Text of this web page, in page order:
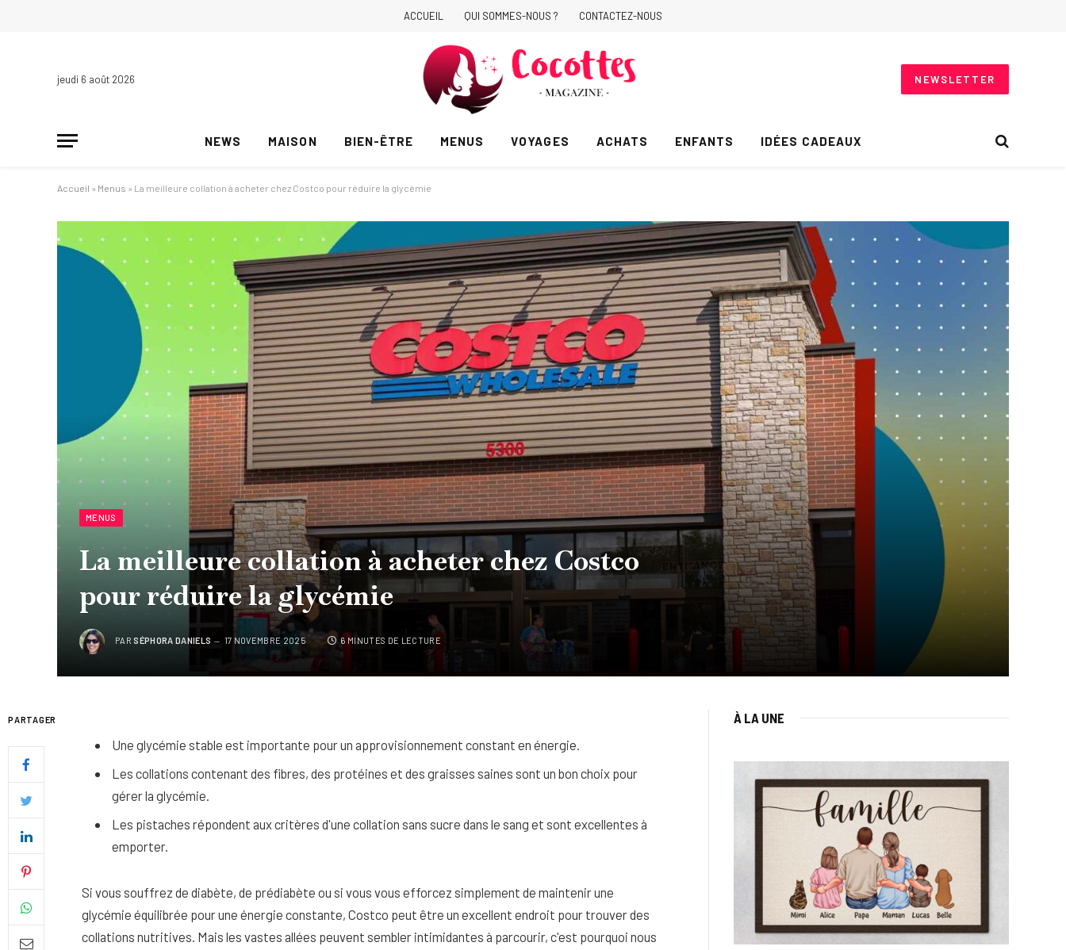
ACCUEIL QUI SOMMES-NOUS ? CONTACTEZ-NOUS
jeudi 6 août 2026 NEWSLETTER
NEWS MAISON BIEN-ÊTRE MENUS VOYAGES ACHATS ENFANTS IDÉES CADEAUX
Accueil » Menus » La meilleure collation à acheter chez Costco pour réduire la glycémie
MENUS
La meilleure collation à acheter chez Costco
pour réduire la glycémie
PAR SÉPHORA DANIELS 17 NOVEMBRE 2025 6 MINUTES DE LECTURE
PARTAGER
Une glycémie stable est importante pour un approvisionnement constant en énergie.
Les collations contenant des fibres, des protéines et des graisses saines sont un bon choix pour
gérer la glycémie.
Les pistaches répondent aux critères d'une collation sans sucre dans le sang et sont excellentes à
emporter.
Si vous souffrez de diabète, de prédiabète ou si vous vous efforcez simplement de maintenir une
glycémie équilibrée pour une énergie constante, Costco peut être un excellent endroit pour trouver des
collations nutritives. Mais les vastes allées peuvent sembler intimidantes à parcourir, c'est pourquoi nous
À LA UNE